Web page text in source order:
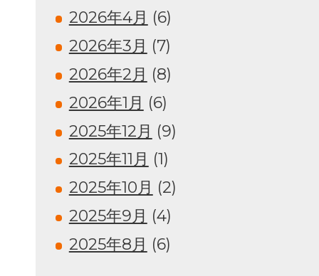
2026年4月 (6)
2026年3月 (7)
2026年2月 (8)
2026年1月 (6)
2025年12月 (9)
2025年11月 (1)
2025年10月 (2)
2025年9月 (4)
2025年8月 (6)